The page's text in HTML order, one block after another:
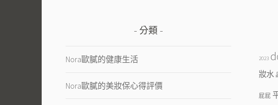
分類
Nora歐膩的健康生活
Nora歐膩的美妝保心得評價
2023
妝水
屁屁